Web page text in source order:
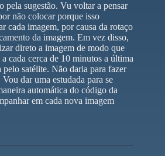
pela sugestão. Vu voltar a pensar
não colocar porque isso
cada imagem, por causa da rotaço
da imagem. Em vez disso,
direto a imagem de modo que
cada cerca de 10 minutos a última
pelo satélite. Não daria para fazer
Vou dar uma estudada para se
automática do código da
em cada nova imagem